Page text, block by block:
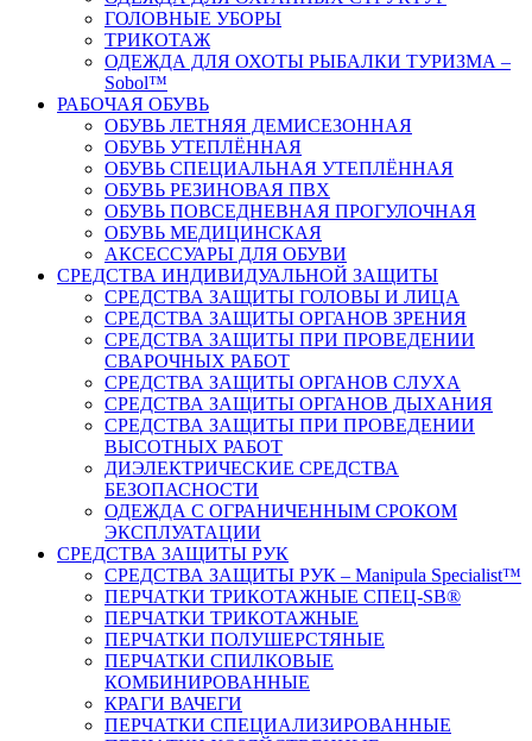
ГОЛОВНЫЕ УБОРЫ
ТРИКОТАЖ
ОДЕЖДА ДЛЯ ОХОТЫ РЫБАЛКИ ТУРИЗМА –
Sobol™
РАБОЧАЯ ОБУВЬ
ОБУВЬ ЛЕТНЯЯ ДЕМИСЕЗОННАЯ
ОБУВЬ УТЕПЛЁННАЯ
ОБУВЬ СПЕЦИАЛЬНАЯ УТЕПЛЁННАЯ
ОБУВЬ РЕЗИНОВАЯ ПВХ
ОБУВЬ ПОВСЕДНЕВНАЯ ПРОГУЛОЧНАЯ
ОБУВЬ МЕДИЦИНСКАЯ
АКСЕССУАРЫ ДЛЯ ОБУВИ
СРЕДСТВА ИНДИВИДУАЛЬНОЙ ЗАЩИТЫ
СРЕДСТВА ЗАЩИТЫ ГОЛОВЫ И ЛИЦА
СРЕДСТВА ЗАЩИТЫ ОРГАНОВ ЗРЕНИЯ
СРЕДСТВА ЗАЩИТЫ ПРИ ПРОВЕДЕНИИ
СВАРОЧНЫХ РАБОТ
СРЕДСТВА ЗАЩИТЫ ОРГАНОВ СЛУХА
СРЕДСТВА ЗАЩИТЫ ОРГАНОВ ДЫХАНИЯ
СРЕДСТВА ЗАЩИТЫ ПРИ ПРОВЕДЕНИИ
ВЫСОТНЫХ РАБОТ
ДИЭЛЕКТРИЧЕСКИЕ СРЕДСТВА
БЕЗОПАСНОСТИ
ОДЕЖДА С ОГРАНИЧЕННЫМ СРОКОМ
ЭКСПЛУАТАЦИИ
СРЕДСТВА ЗАЩИТЫ РУК
СРЕДСТВА ЗАЩИТЫ РУК – Manipula Specialist™
ПЕРЧАТКИ ТРИКОТАЖНЫЕ СПЕЦ-SB®
ПЕРЧАТКИ ТРИКОТАЖНЫЕ
ПЕРЧАТКИ ПОЛУШЕРСТЯНЫЕ
ПЕРЧАТКИ СПИЛКОВЫЕ
КОМБИНИРОВАННЫЕ
КРАГИ ВАЧЕГИ
ПЕРЧАТКИ СПЕЦИАЛИЗИРОВАННЫЕ